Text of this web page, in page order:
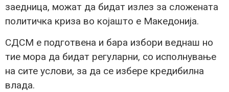
заедница, можат да бидат излез за сложената
политичка криза во којашто е Македонија.
СДСМ е подготвена и бара избори веднаш но
тие мора да бидат регуларни, со исполнување
на сите услови, за да се избере кредибилна
влада.